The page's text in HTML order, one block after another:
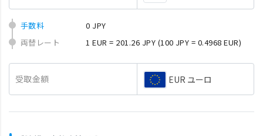
手数料
0 JPY
両替レート
1 EUR = 201.26 JPY (100 JPY = 0.4968 EUR)
受取金額 EUR ユーロ